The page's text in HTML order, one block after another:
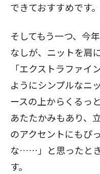
できておすすめです。
そしてもう一つ、今
なしが、ニットを肩
「エクストラファイ
ようにシンプルなニ
ースの上からくるっ
あたたかみもあり、
のアクセントにもぴ
な……」と思ったと
す。